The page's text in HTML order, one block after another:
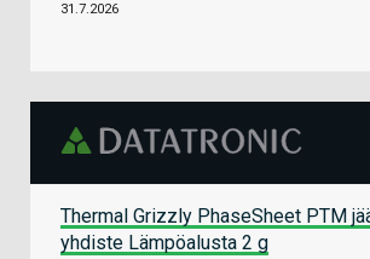
31.7.2026
Thermal Grizzly PhaseSheet PTM
yhdiste Lämpöalusta 2 g